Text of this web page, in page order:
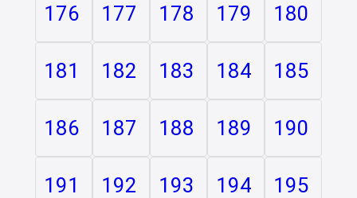
176 177 178 179 180
181 182 183 184 185
186 187 188 189 190
191 192 193 194 195